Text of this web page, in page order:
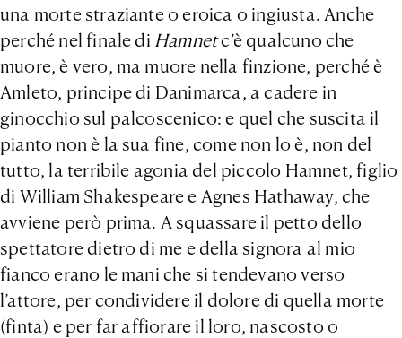
una morte straziante o eroica o ingiusta. Anche
perché nel finale di Hamnetc’è qualcuno che
muore, è vero, ma muore nella finzione, perché è
Amleto, principe di Danimarca, a cadere in
ginocchio sul palcoscenico: e quel che suscita il
pianto non è la sua fine, come non lo è, non del
tutto, la terribile agonia del piccolo Hamnet, figlio
di William Shakespeare e Agnes Hathaway, che
avviene però prima. A squassare il petto dello
spettatore dietro di me e della signora al mio
fianco erano le mani che si tendevano verso
l’attore, per condividere il dolore di quella morte
(finta) e per far affiorare il loro, nascosto o